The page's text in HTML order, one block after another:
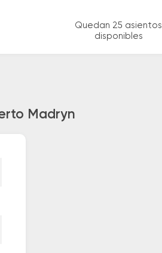
Quedan 25 asientos
disponibles
Madryn